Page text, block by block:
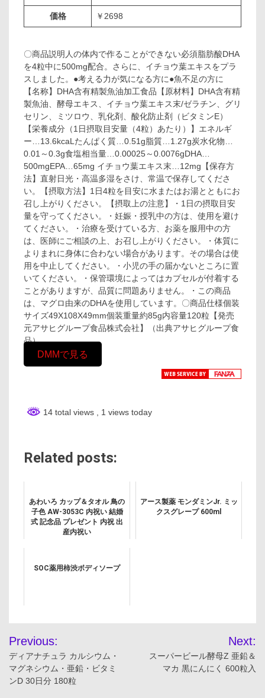
価格 ￥2698
〇商品説明人の体内で作ることができない必須脂肪酸DHA
を4粒中に500mg配合。さらに、イチョウ葉エキスをプラ
スしました。●考える力が気になる方に●魚不足の方に
【名称】DHA含有精製魚油加工食品【原材料】DHA含有精
製魚油、酵母エキス、イチョウ葉エキス末/ゼラチン、グリ
セリン、ミツロウ、乳化剤、酸化防止剤（ビタミンE）
【栄養成分（1日摂取目安量（4粒）あたり）】エネルギ
ー…13.6kcaLたんぱく質…0.51g脂質…1.27g炭水化物…
0.01～0.3g食塩相当量…0.00025～0.0076gDHA…
500mgEPA…65mg イチョウ葉エキス末…12mg【保存方
法】直射日光・高温多湿をさけ、常温で保存してくださ
い。【摂取方法】1日4粒を目安に水またはお湯とともにお
召し上がりください。【摂取上の注意】・1日の摂取目安
量を守ってください。・妊娠・授乳中の方は、使用を避け
てください。・治療を受けている方、お薬を服用中の方
は、医師にご相談の上、お召し上がりください。・体質に
よりまれに身体に合わない場合があります。その場合は使
用を中止してください。・小児の手の届かないところに置
いてください。・保管環境によってはカプセルが付着する
ことがありますが、品質に問題ありません。・この商品
は、マグロ由来のDHAを使用しています。〇商品仕様個装
サイズ49X108X49mm個装重量約85g内容量120粒【発売
元アサヒグループ食品株式会社】（出典アサヒグループ食
品）
DMMで見る
14 total views , 1 views today
Related posts:
あわいろ カップ＆タオル 鳥の
子色 AW-3053C 内祝い 結婚
式 記念品 プレゼント 内祝 出
産内祝い
アース製薬 モンダミンJr. ミッ
クスグレープ 600ml
SOC薬用柿渋ボディソープ
投
稿
ナ
Previous:
ディアナチュラ カルシウム・
マグネシウム・亜鉛・ビタミ
ンD 30日分 180粒
Next:
スーパービール酵母Z 亜鉛＆
マカ 黒にんにく 600粒入